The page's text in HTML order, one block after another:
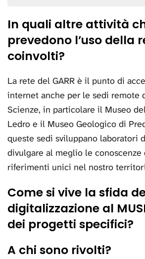
In quali altre attività
prevedono l’uso della
coinvolti?
La rete del GARR è il punto di
internet anche per le sedi remote
Scienze, in particolare il Museo
Ledro e il Museo Geologico di
queste sedi sviluppano laboratori
divulgare al meglio le conoscenze
riferimenti unici nel nostro
Come si vive la sfida
digitalizzazione al
dei progetti specifici?
A chi sono rivolti?